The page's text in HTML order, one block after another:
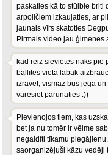
paskaties kā to stūlbie briti
arpoličiem izkaujaties, ar
jaunais vīrs skatoties
Pirmais video jau ģimenes
kad reiz sievietes nāks pie
ballītes vietā labāk
izravēt, vismaz būs jēga
varēsiet parunāties :))
Pievienojos tiem, kas
bet ja nu tomēr ir vēlme
negaidīti tīkamu
saorganizējuši kāzu vedēji